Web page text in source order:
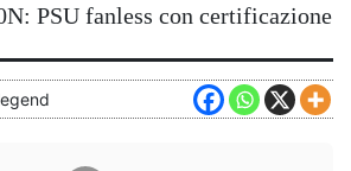
PSU fanless con certificazione